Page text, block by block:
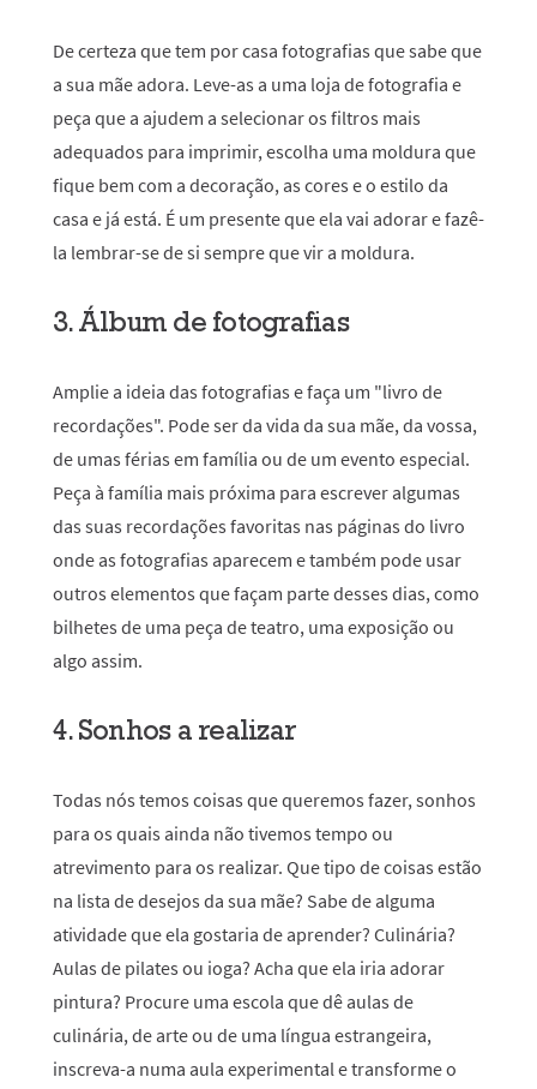
De certeza que tem por casa fotografias que sabe que
a sua mãe adora. Leve-as a uma loja de fotografia e
peça que a ajudem a selecionar os filtros mais
adequados para imprimir, escolha uma moldura que
fique bem com a decoração, as cores e o estilo da
casa e já está. É um presente que ela vai adorar e fazê-
la lembrar-se de si sempre que vir a moldura.
3. Álbum de fotografias
Amplie a ideia das fotografias e faça um "livro de
recordações". Pode ser da vida da sua mãe, da vossa,
de umas férias em família ou de um evento especial.
Peça à família mais próxima para escrever algumas
das suas recordações favoritas nas páginas do livro
onde as fotografias aparecem e também pode usar
outros elementos que façam parte desses dias, como
bilhetes de uma peça de teatro, uma exposição ou
algo assim.
4. Sonhos a realizar
Todas nós temos coisas que queremos fazer, sonhos
para os quais ainda não tivemos tempo ou
atrevimento para os realizar. Que tipo de coisas estão
na lista de desejos da sua mãe? Sabe de alguma
atividade que ela gostaria de aprender? Culinária?
Aulas de pilates ou ioga? Acha que ela iria adorar
pintura? Procure uma escola que dê aulas de
culinária, de arte ou de uma língua estrangeira,
inscreva-a numa aula experimental e transforme o